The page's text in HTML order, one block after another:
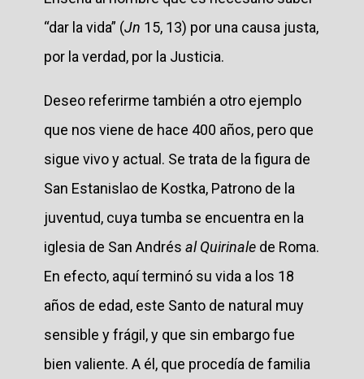
“dar la vida” (Jn 15, 13) por una causa justa,
por la verdad, por la Justicia.
Deseo referirme también a otro ejemplo
que nos viene de hace 400 años, pero que
sigue vivo y actual. Se trata de la figura de
San Estanislao de Kostka, Patrono de la
juventud, cuya tumba se encuentra en la
iglesia de San Andrés al Quirinale de Roma.
En efecto, aquí terminó su vida a los 18
años de edad, este Santo de natural muy
sensible y frágil, y que sin embargo fue
bien valiente. A él, que procedía de familia